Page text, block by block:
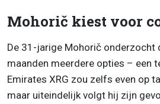
Mohorič kiest voor
De 31-jarige Mohorič onderzocht
maanden meerdere opties – een
Emirates XRG zou zelfs even op
maar uiteindelijk volgt hij zijn